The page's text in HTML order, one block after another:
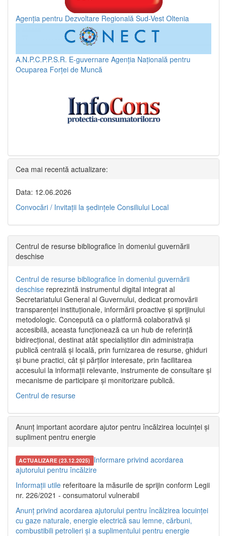
Agenția pentru Dezvoltare Regională Sud-Vest Oltenia
A.N.P.C.P.P.S.R. E-guvernare Agenția Națională pentru
Ocuparea Forței de Muncă
Cea mai recentă actualizare:
Data: 12.06.2026
Convocări / Invitaţii la şedinţele Consiliului Local
Centrul de resurse bibliografice în domeniul guvernării
deschise
Centrul de resurse bibliografice în domeniul guvernării
deschise reprezintă instrumentul digital integrat al
Secretariatului General al Guvernului, dedicat promovării
transparenței instituționale, informării proactive și sprijinului
metodologic. Concepută ca o platformă colaborativă și
accesibilă, aceasta funcționează ca un hub de referință
bidirecțional, destinat atât specialiștilor din administrația
publică centrală și locală, prin furnizarea de resurse, ghiduri
și bune practici, cât și părților interesate, prin facilitarea
accesului la informații relevante, instrumente de consultare și
mecanisme de participare și monitorizare publică.
Centrul de resurse
Anunț important acordare ajutor pentru încălzirea locuinței și
supliment pentru energie
ACTUALIZARE (23.12.2025) Informare privind acordarea
ajutorului pentru încălzire
Informații utile referitoare la măsurile de sprijin conform Legii
nr. 226/2021 - consumatorul vulnerabil
Anunț privind acordarea ajutorului pentru încălzirea locuinței
cu gaze naturale, energie electrică sau lemne, cărbuni,
combustibili petrolieri și a suplimentului pentru energie